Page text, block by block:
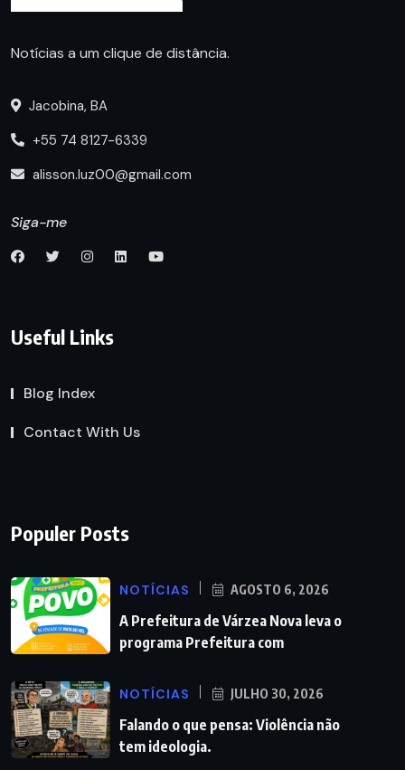
Notícias a um clique de distância.
Jacobina, BA
+55 74 8127-6339
alisson.luz00@gmail.com
Siga-me
Useful Links
Blog Index
Contact With Us
Populer Posts
NOTÍCIAS AGOSTO 6, 2026
A Prefeitura de Várzea Nova leva o
programa Prefeitura com
NOTÍCIAS JULHO 30, 2026
Falando o que pensa: Violência não
tem ideologia.